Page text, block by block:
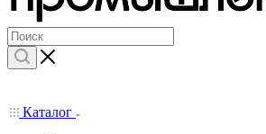
Каталог